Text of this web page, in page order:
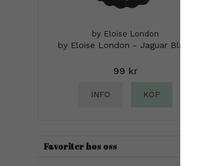
by Eloise London
by Eloise London - Jaguar Black
99 kr
INFO KÖP
Favoriter hos oss